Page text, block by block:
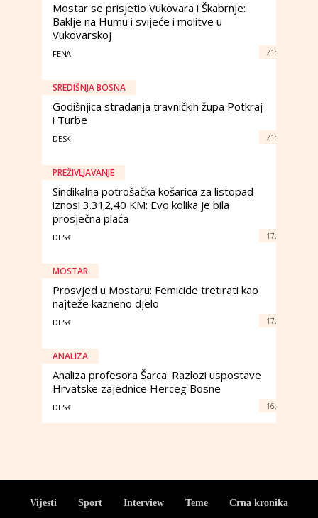
Mostar se prisjetio Vukovara i Škabrnje:
Baklje na Humu i svijeće i molitve u
Vukovarskoj
FENA 21:
SREDIŠNJA BOSNA
Godišnjica stradanja travničkih župa Potkraj
i Turbe
DESK 21:
PREŽIVLJAVANJE
Sindikalna potrošačka košarica za listopad
iznosi 3.312,40 KM: Evo kolika je bila
prosječna plaća
DESK 17:
MOSTAR
Prosvjed u Mostaru: Femicide tretirati kao
najteže kazneno djelo
DESK 17:
ANALIZA
Analiza profesora Šarca: Razlozi uspostave
Hrvatske zajednice Herceg Bosne
DESK 16:
Vijesti Sport Interview Teme Crna kronika